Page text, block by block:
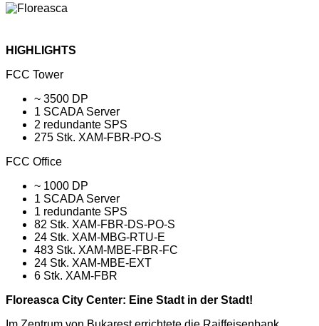
HIGHLIGHTS
FCC Tower
~ 3500 DP
1 SCADA Server
2 redundante SPS
275 Stk. XAM-FBR-PO-S
FCC Office
~ 1000 DP
1 SCADA Server
1 redundante SPS
82 Stk. XAM-FBR-DS-PO-S
24 Stk. XAM-MBG-RTU-E
483 Stk. XAM-MBE-FBR-FC
24 Stk. XAM-MBE-EXT
6 Stk. XAM-FBR
Floreasca City Center: Eine Stadt in der Stadt!